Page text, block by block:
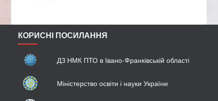
КОРИСНІ ПОСИЛАННЯ
ДЗ НМК ПТО в Івано-Франківській області
Міністерство освіти і науки України